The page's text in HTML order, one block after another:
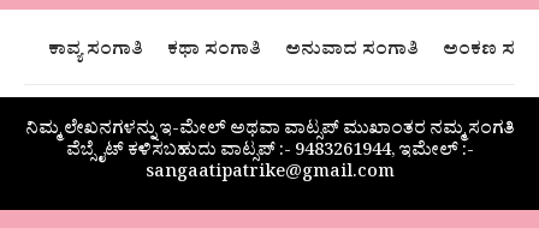
ಕಾವ್ಯ ಸಂಗಾತಿ ಕಥಾ ಸಂಗಾತಿ ಅನುವಾದ ಸಂಗಾತಿ ಅಂಕಣ
ನಿಮ್ಮ ಲೇಖನಗಳನ್ನು ಇ-ಮೇಲ್ ಅಥವಾ ವಾಟ್ಸಪ್ ಮುಖಾಂತರ ನಮ್ಮ ಸಂಗತಿ
ವೆಬ್ಸೈಟ್ ಕಳಿಸಬಹುದು ವಾಟ್ಸಪ್‌ :- 9483261944, ಇಮೇಲ್ :-
sangaatipatrike@gmail.com